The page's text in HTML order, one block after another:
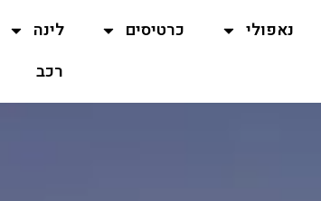
נאפולי כרטיסים לינה
רכב